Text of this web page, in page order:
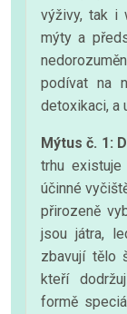
výživy, tak i
mýty a
podívat na
detoxikaci, a
Mýtus č. 1:
trhu
účinné
přirozeně
jsou játra,
zbavují tělo
kteří
formě